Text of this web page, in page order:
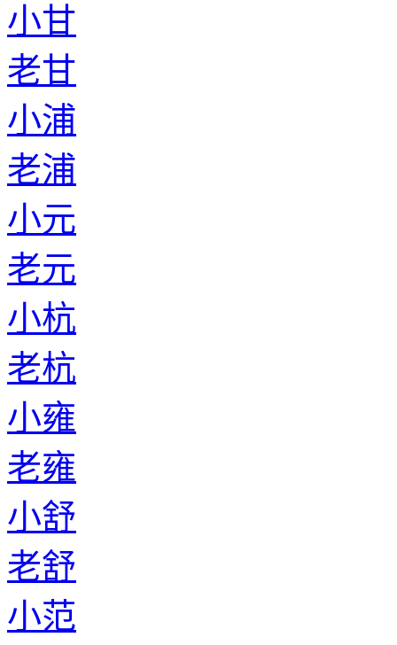
小甘
老甘
小浦
老浦
小元
老元
小杭
老杭
小雍
老雍
小舒
老舒
小范